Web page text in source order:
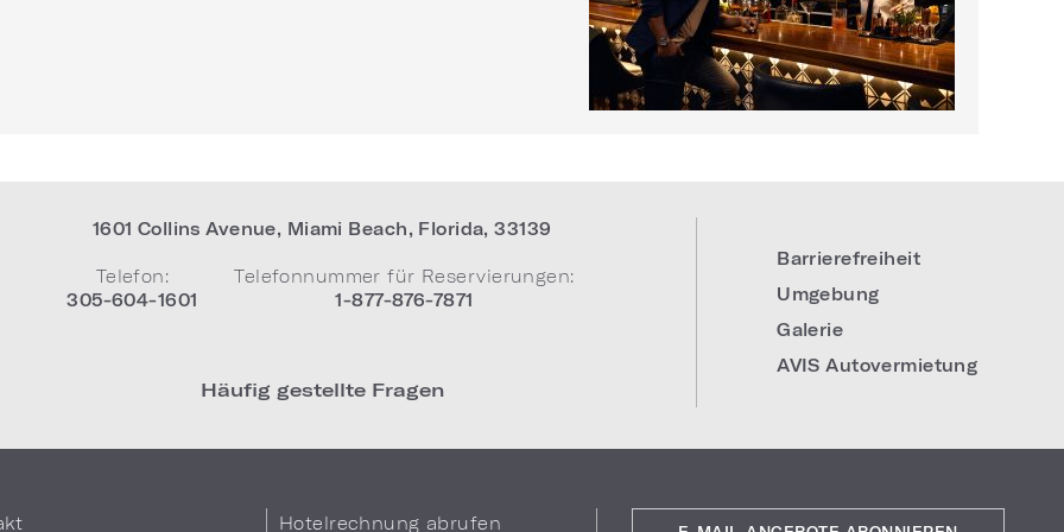
1601 Collins Avenue, Miami Beach, Florida,33139
Telefon:
305-604-1601
Telefonnummer für Reservierungen:
1-877-876-7871
Häufig gestellte Fragen
Barrierefreiheit
Umgebung
Galerie
AVIS Autovermietung
Hotelrechnung abrufen